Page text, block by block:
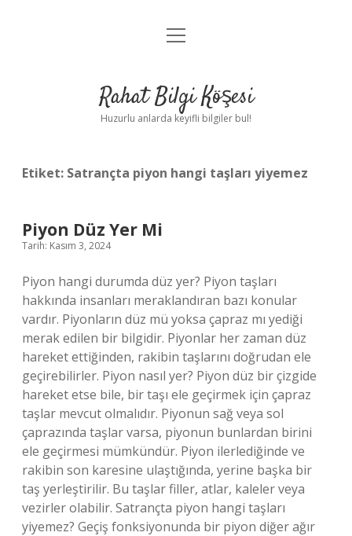
Anasayfa
Yasal Uyarı
menüyü
Rahat Bilgi Köşesi
Huzurlu anlarda keyifli bilgiler bul!
Etiket: Satrançta piyon hangi taşları yiyemez
Piyon Düz Yer Mi
Tarih: Kasım 3, 2024
Piyon hangi durumda düz yer? Piyon taşları
hakkında insanları meraklandıran bazı konular
vardır. Piyonların düz mü yoksa çapraz mı yediği
merak edilen bir bilgidir. Piyonlar her zaman düz
hareket ettiğinden, rakibin taşlarını doğrudan ele
geçirebilirler. Piyon nasıl yer? Piyon düz bir çizgide
hareket etse bile, bir taşı ele geçirmek için çapraz
taşlar mevcut olmalıdır. Piyonun sağ veya sol
çaprazında taşlar varsa, piyonun bunlardan birini
ele geçirmesi mümkündür. Piyon ilerlediğinde ve
rakibin son karesine ulaştığında, yerine başka bir
taş yerleştirilir. Bu taşlar filler, atlar, kaleler veya
vezirler olabilir. Satrançta piyon hangi taşları
yiyemez? Geçiş fonksiyonunda bir piyon diğer ağır